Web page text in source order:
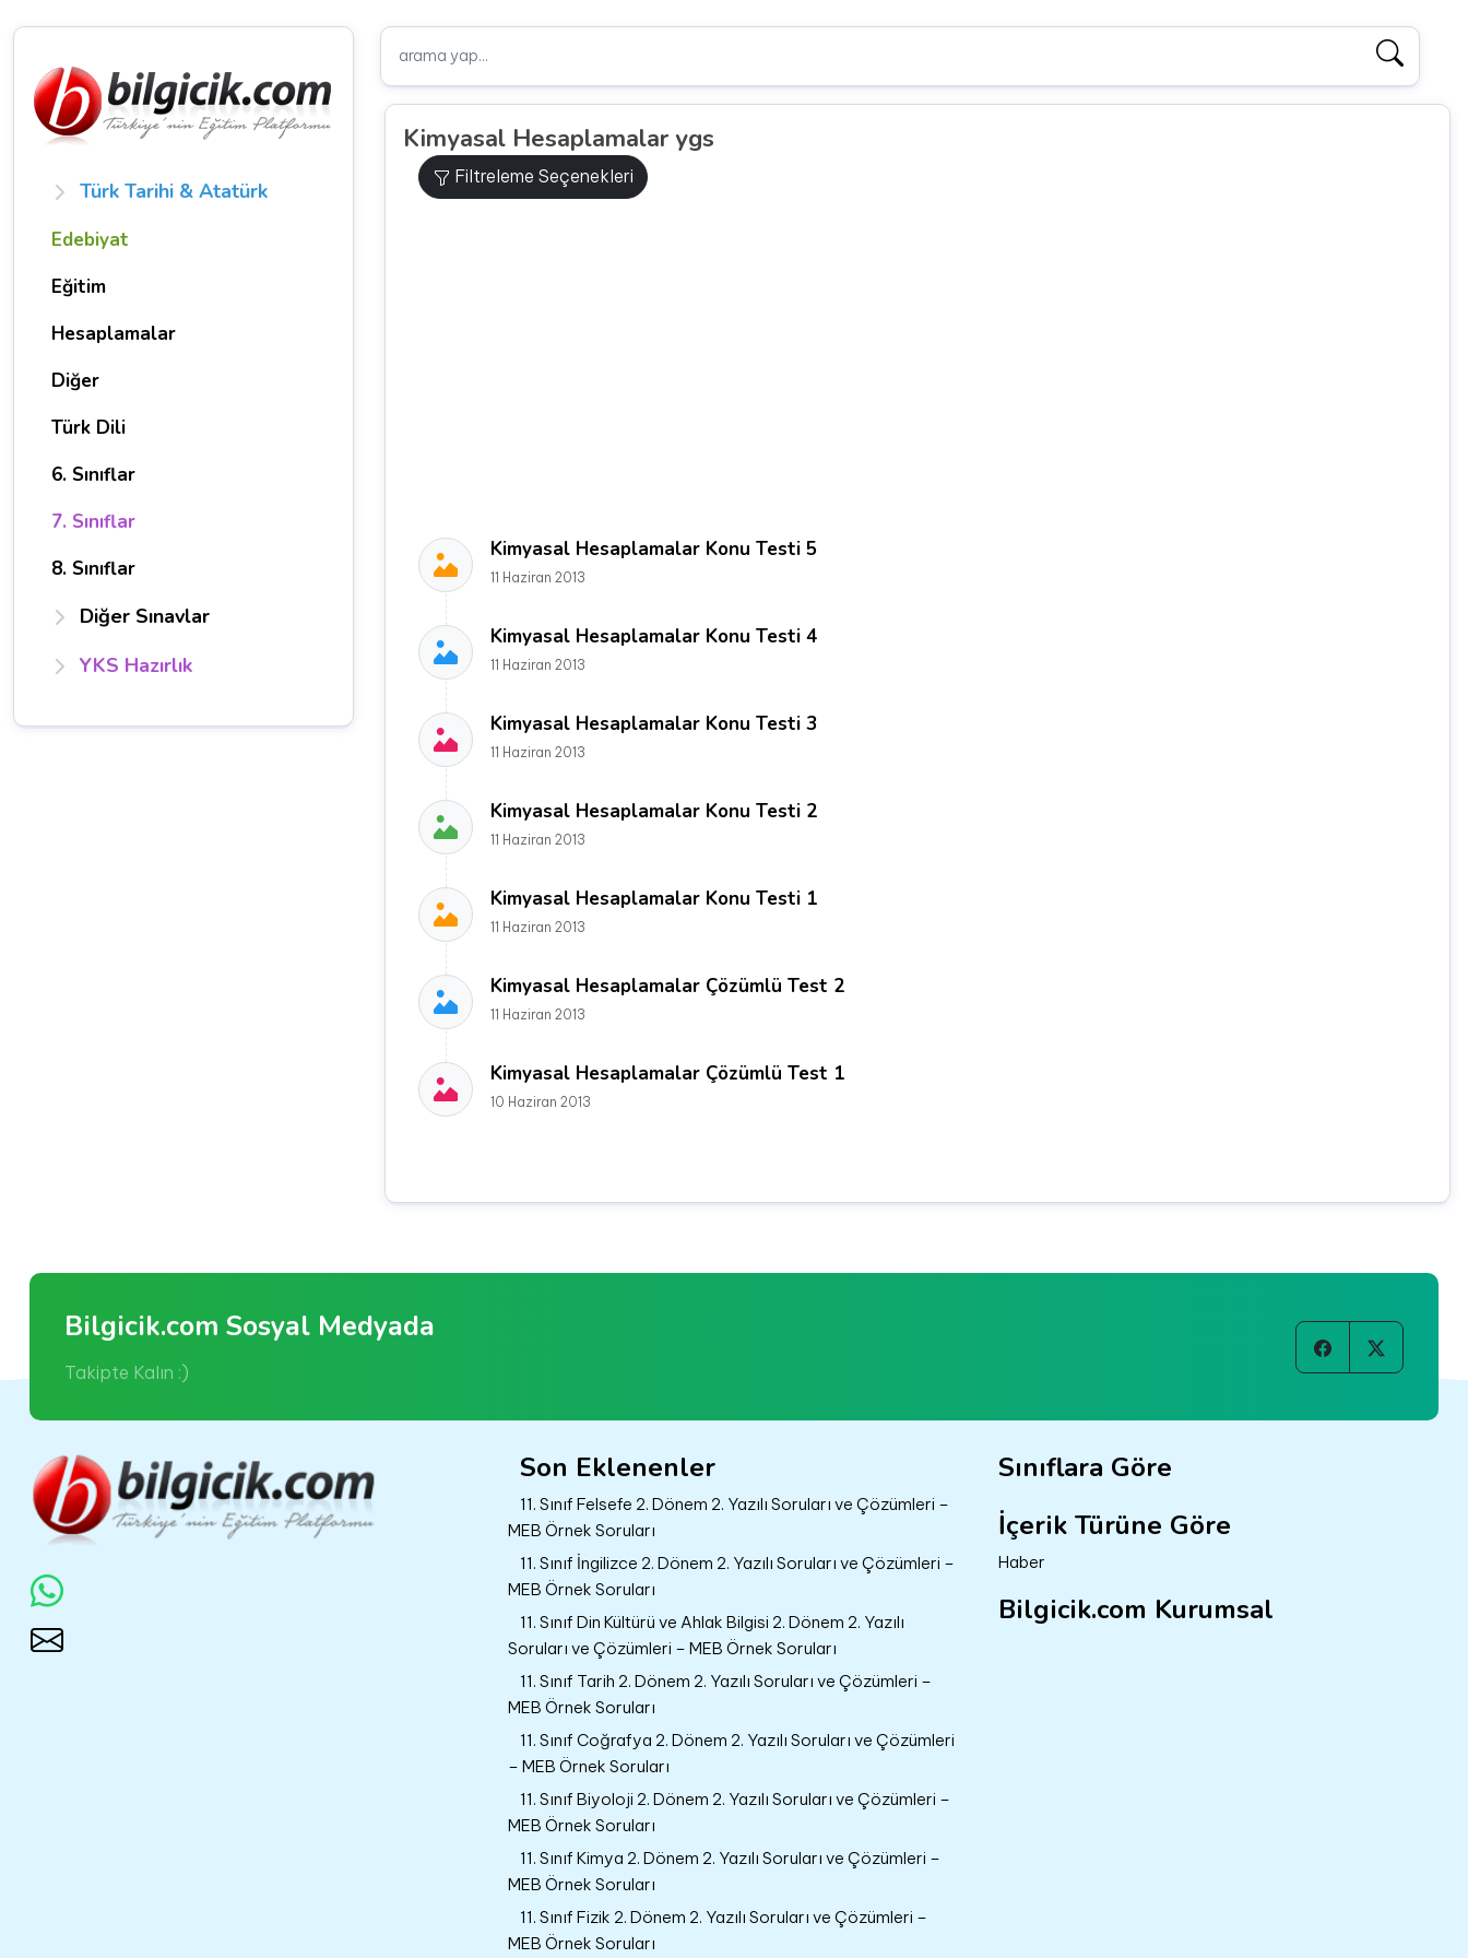
Türk Tarihi & Atatürk
Edebiyat
Eğitim
Hesaplamalar
Diğer
Türk Dili
6. Sınıflar
7. Sınıflar
8. Sınıflar
Diğer Sınavlar
YKS Hazırlık
Kimyasal Hesaplamalar ygs
Filtreleme Seçenekleri
Kimyasal Hesaplamalar Konu Testi 5
11 Haziran 2013
Kimyasal Hesaplamalar Konu Testi 4
11 Haziran 2013
Kimyasal Hesaplamalar Konu Testi 3
11 Haziran 2013
Kimyasal Hesaplamalar Konu Testi 2
11 Haziran 2013
Kimyasal Hesaplamalar Konu Testi 1
11 Haziran 2013
Kimyasal Hesaplamalar Çözümlü Test 2
11 Haziran 2013
Kimyasal Hesaplamalar Çözümlü Test 1
10 Haziran 2013
Bilgicik.com Sosyal Medyada
Takipte Kalın :)
Son Eklenenler
11. Sınıf Felsefe 2. Dönem 2. Yazılı Soruları ve Çözümleri –
MEB Örnek Soruları
11. Sınıf İngilizce 2. Dönem 2. Yazılı Soruları ve Çözümleri –
MEB Örnek Soruları
11. Sınıf Din Kültürü ve Ahlak Bilgisi 2. Dönem 2. Yazılı
Soruları ve Çözümleri – MEB Örnek Soruları
11. Sınıf Tarih 2. Dönem 2. Yazılı Soruları ve Çözümleri –
MEB Örnek Soruları
11. Sınıf Coğrafya 2. Dönem 2. Yazılı Soruları ve Çözümleri
– MEB Örnek Soruları
11. Sınıf Biyoloji 2. Dönem 2. Yazılı Soruları ve Çözümleri –
MEB Örnek Soruları
11. Sınıf Kimya 2. Dönem 2. Yazılı Soruları ve Çözümleri –
MEB Örnek Soruları
11. Sınıf Fizik 2. Dönem 2. Yazılı Soruları ve Çözümleri –
MEB Örnek Soruları
Sınıflara Göre
İçerik Türüne Göre
Haber
Bilgicik.com Kurumsal